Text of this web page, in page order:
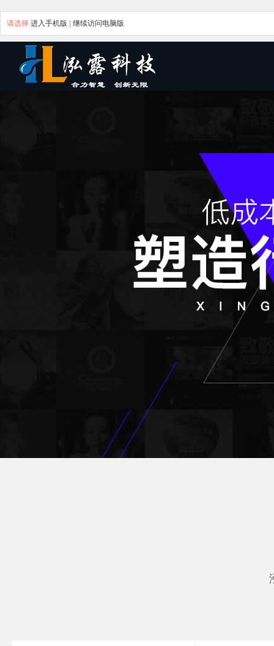
请选择 进入手机版 继续访问电脑版